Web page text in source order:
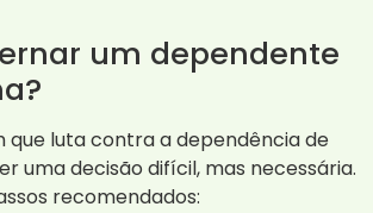
um dependente
que luta contra a dependência de
uma decisão difícil, mas necessária.
recomendados: